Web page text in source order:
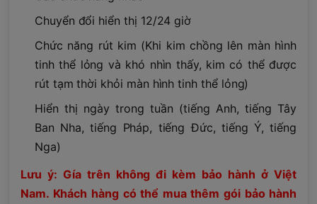
Chuyển đổi hiển thị 12/24 giờ
Chức năng rút kim (Khi kim chồng lên màn hình
tinh thể lỏng và khó nhìn thấy, kim có thể được
rút tạm thời khỏi màn hình tinh thể lỏng)
Hiển thị ngày trong tuần (tiếng Anh, tiếng Tây
Ban Nha, tiếng Pháp, tiếng Đức, tiếng Ý, tiếng
Nga)
Lưu ý: Gía trên không đi kèm bảo hành ở Việt
Nam. Khách hàng có thể mua thêm gói bảo hành